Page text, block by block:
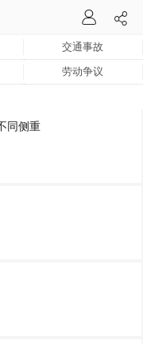
交通事故
劳动争议
同侧重